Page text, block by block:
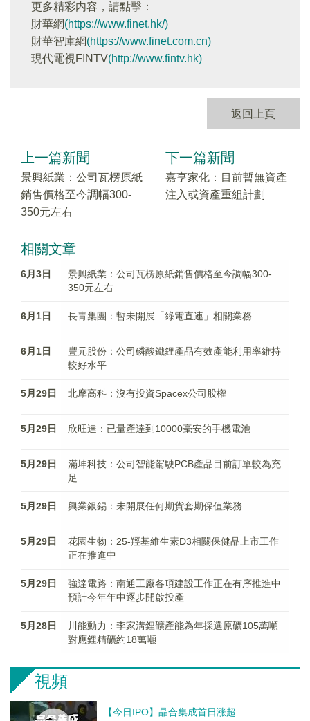
更多精彩内容，請點擊：
財華網(https://www.finet.hk/)
財華智庫網(https://www.finet.com.cn)
現代電視FINTV(http://www.fintv.hk)
返回上頁
上一篇新聞
景興紙業：公司瓦楞原紙
銷售價格至今調幅300-
350元左右
下一篇新聞
嘉亨家化：目前暫無資產
注入或資產重組計劃
相關文章
6月3日
景興紙業：公司瓦楞原紙銷售價格至今調幅300-
350元左右
6月1日 長青集團：暫未開展「綠電直連」相關業務
6月1日
豐元股份：公司磷酸鐵鋰產品有效產能利用率維持
較好水平
5月29日 北摩高科：沒有投資Spacex公司股權
5月29日 欣旺達：已量產達到10000毫安的手機電池
5月29日
滿坤科技：公司智能駕駛PCB產品目前訂單較為充
足
5月29日 興業銀錫：未開展任何期貨套期保值業務
5月29日
花園生物：25-羥基維生素D3相關保健品上市工作
正在推進中
5月29日
強達電路：南通工廠各項建設工作正在有序推進中
預計今年年中逐步開啟投產
5月28日
川能動力：李家溝鋰礦產能為年採選原礦105萬噸
對應鋰精礦約18萬噸
視頻
【今日IPO】晶合集成首日涨超